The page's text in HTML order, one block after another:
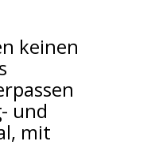
keinen
und
mit